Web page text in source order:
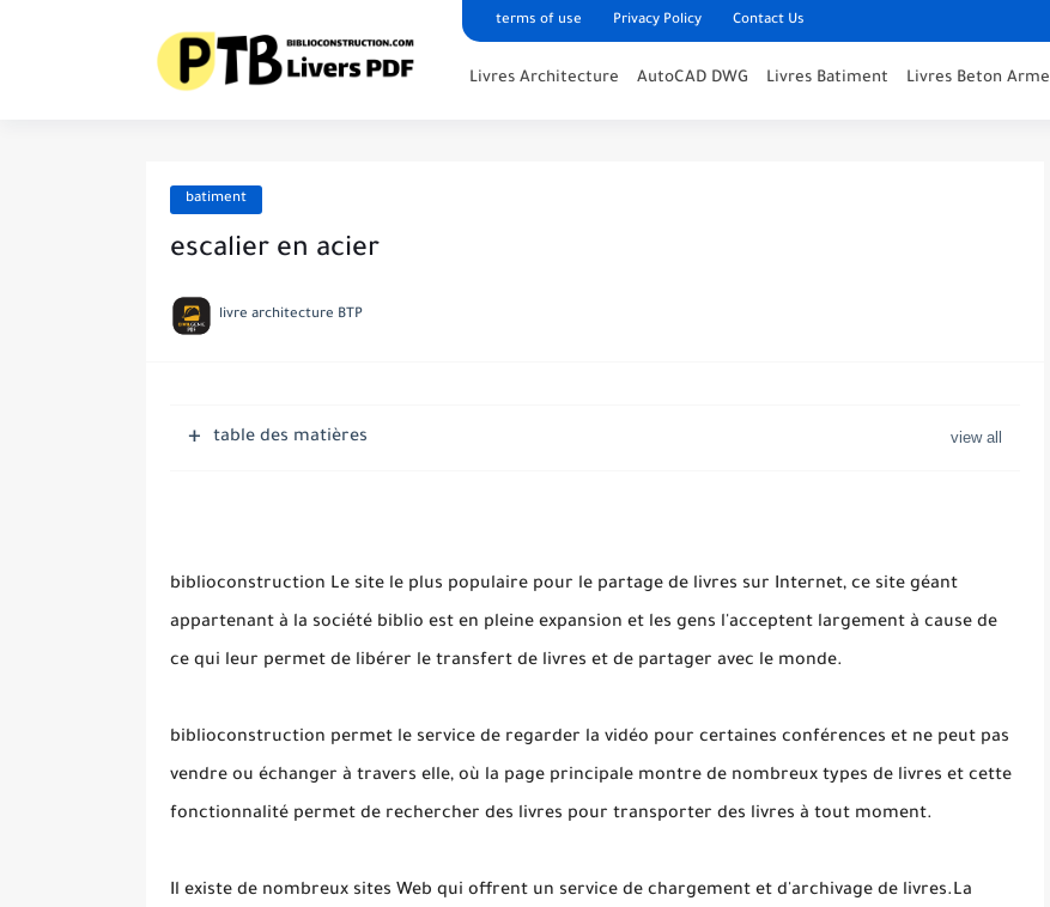
terms of use Privacy Policy Contact Us
Livres Architecture AutoCAD DWG Livres Batiment Livres Beton Arme
batiment
escalier en acier
livre architecture BTP
table des matières
biblioconstruction Le site le plus populaire pour le partage de livres sur Internet, ce site géant
appartenant à la société biblio est en pleine expansion et les gens l'acceptent largement à cause de
ce qui leur permet de libérer le transfert de livres et de partager avec le monde.
biblioconstruction permet le service de regarder la vidéo pour certaines conférences et ne peut pas
vendre ou échanger à travers elle, où la page principale montre de nombreux types de livres et cette
fonctionnalité permet de rechercher des livres pour transporter des livres à tout moment.
Il existe de nombreux sites Web qui offrent un service de chargement et d'archivage de livres.La